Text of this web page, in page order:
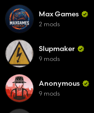
Max Games
2 mods
Slupmaker
9 mods
Anonymous
9 mods